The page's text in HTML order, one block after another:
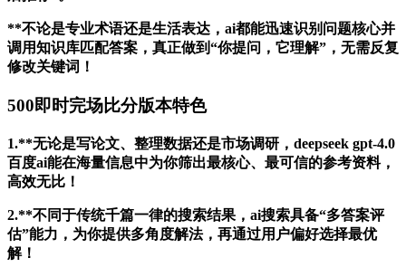
**不论是专业术语还是生活表达，ai都能迅速识别问题核心并
调用知识库匹配答案，真正做到“你提问，它理解”，无需反复
修改关键词！
500即时完场比分版本特色
1.**无论是写论文、整理数据还是市场调研，deepseek gpt-4.0
百度ai能在海量信息中为你筛出最核心、最可信的参考资料，
高效无比！
2.**不同于传统千篇一律的搜索结果，ai搜索具备“多答案评
估”能力，为你提供多角度解法，再通过用户偏好选择最优
解！